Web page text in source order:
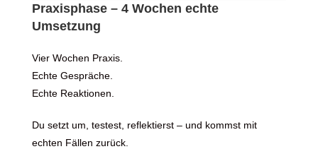
Praxisphase – 4 Wochen echte
Umsetzung
Vier Wochen Praxis.
Echte Gespräche.
Echte Reaktionen.
Du setzt um, testest, reflektierst – und kommst mit
echten Fällen zurück.